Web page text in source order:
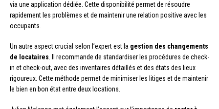
via une application dédiée. Cette disponibilité permet de résoudre
rapidement les problèmes et de maintenir une relation positive avec les
occupants.
Un autre aspect crucial selon l’expert est la gestion des changements
de locataires. Il recommande de standardiser les procédures de check-
in et check-out, avec des inventaires détaillés et des états des lieux
rigoureux. Cette méthode permet de minimiser les litiges et de maintenir
le bien en bon état entre deux locations.